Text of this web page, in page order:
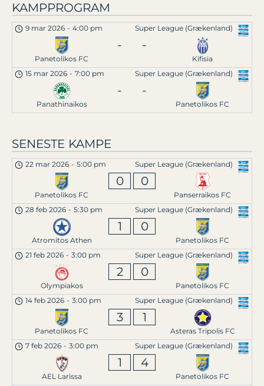
KAMPPROGRAM
Super League (Grækenland)
9 mar 2026 - 4:00 pm
Panetolikos FC
- -
Kifisia
Super League (Grækenland)
15 mar 2026 - 7:00 pm
Panathinaikos
- -
Panetolikos FC
SENESTE KAMPE
Super League (Grækenland)
22 mar 2026 - 5:00 pm
Panetolikos FC
0 0
Panserraikos FC
Super League (Grækenland)
28 feb 2026 - 5:30 pm
Atromitos Athen
1 0
Panetolikos FC
Super League (Grækenland)
21 feb 2026 - 3:00 pm
Olympiakos
2 0
Panetolikos FC
Super League (Grækenland)
14 feb 2026 - 3:00 pm
Panetolikos FC
3 1
Asteras Tripolis FC
Super League (Grækenland)
7 feb 2026 - 3:00 pm
AEL Larissa
1 4
Panetolikos FC